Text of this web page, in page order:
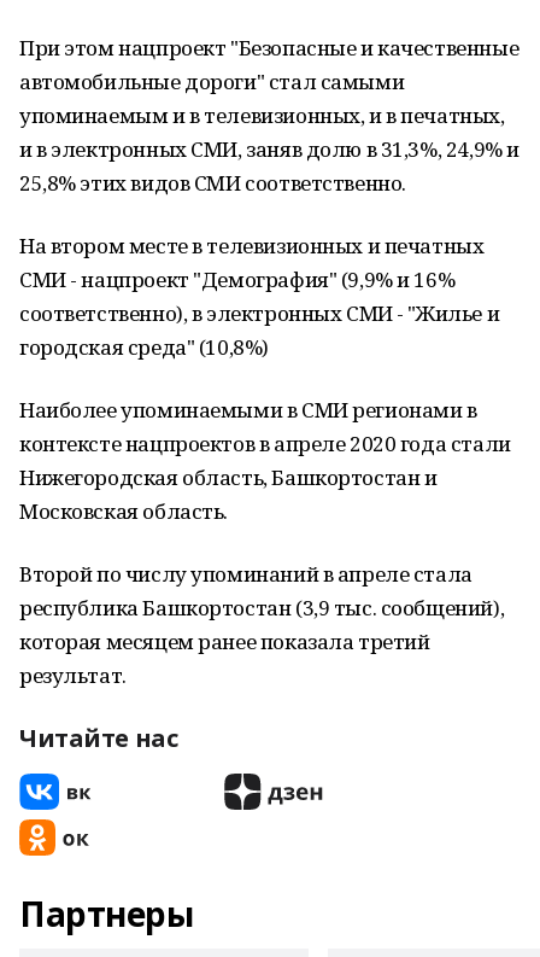
При этом нацпроект "Безопасные и качественные
автомобильные дороги" стал самыми
упоминаемым и в телевизионных, и в печатных,
и в электронных СМИ, заняв долю в 31,3%, 24,9% и
25,8% этих видов СМИ соответственно.
На втором месте в телевизионных и печатных
СМИ - нацпроект "Демография" (9,9% и 16%
соответственно), в электронных СМИ - "Жилье и
городская среда" (10,8%)
Наиболее упоминаемыми в СМИ регионами в
контексте нацпроектов в апреле 2020 года стали
Нижегородская область, Башкортостан и
Московская область.
Второй по числу упоминаний в апреле стала
республика Башкортостан (3,9 тыс. сообщений),
которая месяцем ранее показала третий
результат.
Читайте нас
Партнеры